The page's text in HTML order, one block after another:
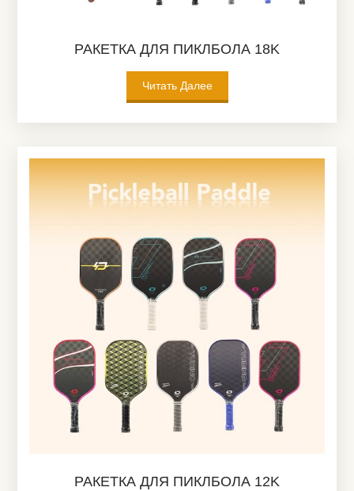
РАКЕТКА ДЛЯ ПИКЛБОЛА 18K
Читать Далее
РАКЕТКА ДЛЯ ПИКЛБОЛА 12K